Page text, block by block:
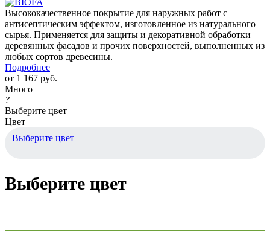
Высококачественное покрытие для наружных работ с
антисептическим эффектом, изготовленное из натурального
сырья. Применяется для защиты и декоративной обработки
деревянных фасадов и прочих поверхностей, выполненных из
любых сортов древесины.
Подробнее
от 1 167 руб.
Много
?
Выберите цвет
Цвет
Выберите цвет
Выберите цвет